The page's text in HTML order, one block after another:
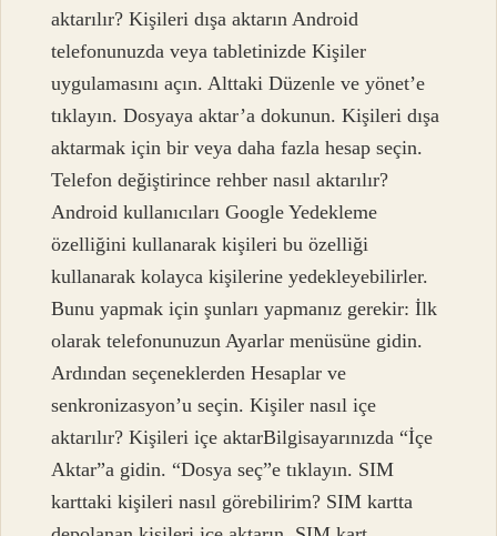
aktarılır? Kişileri dışa aktarın Android
telefonunuzda veya tabletinizde Kişiler
uygulamasını açın. Alttaki Düzenle ve yönet’e
tıklayın. Dosyaya aktar’a dokunun. Kişileri dışa
aktarmak için bir veya daha fazla hesap seçin.
Telefon değiştirince rehber nasıl aktarılır?
Android kullanıcıları Google Yedekleme
özelliğini kullanarak kişileri bu özelliği
kullanarak kolayca kişilerine yedekleyebilirler.
Bunu yapmak için şunları yapmanız gerekir: İlk
olarak telefonunuzun Ayarlar menüsüne gidin.
Ardından seçeneklerden Hesaplar ve
senkronizasyon’u seçin. Kişiler nasıl içe
aktarılır? Kişileri içe aktarBilgisayarınızda “İçe
Aktar”a gidin. “Dosya seç”e tıklayın. SIM
karttaki kişileri nasıl görebilirim? SIM kartta